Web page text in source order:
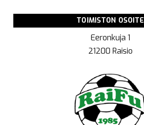
TOIMISTON OSOITE
Eeronkuja 1
21200 Raisio